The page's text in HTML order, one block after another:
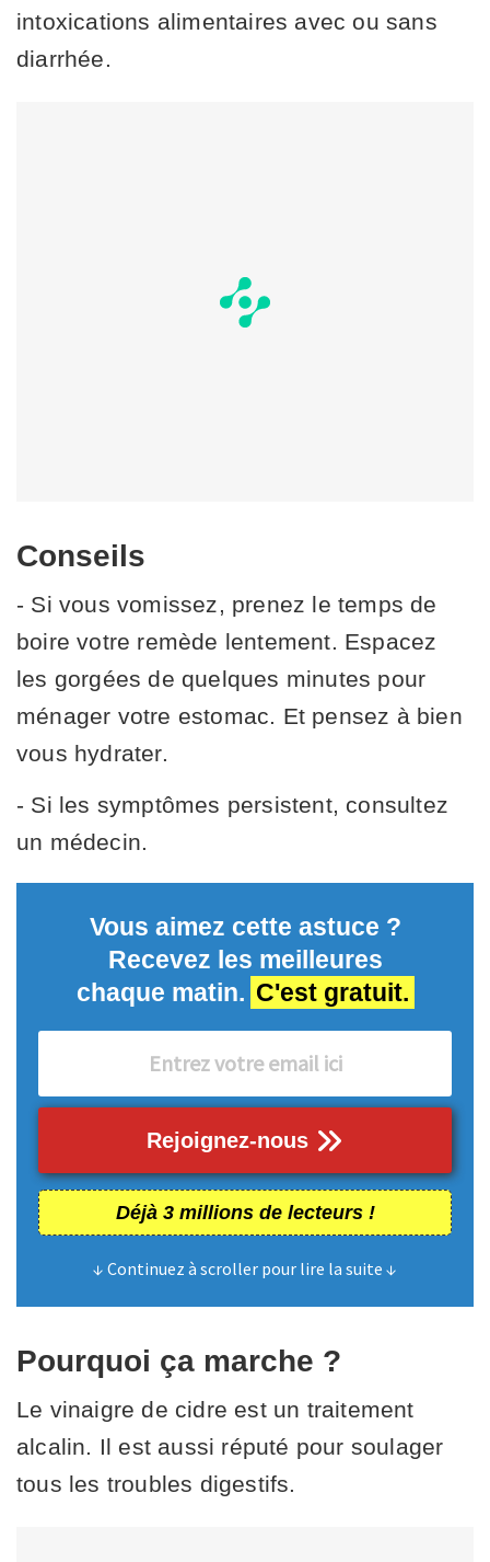
intoxications alimentaires avec ou sans
diarrhée.
Conseils
- Si vous vomissez, prenez le temps de
boire votre remède lentement. Espacez
les gorgées de quelques minutes pour
ménager votre estomac. Et pensez à bien
vous hydrater.
- Si les symptômes persistent, consultez
un médecin.
Vous aimez cette astuce ?
Recevez les meilleures
chaque matin. C'est gratuit.
Rejoignez-nous
Déjà 3 millions de lecteurs !
↓ Continuez à scroller pour lire la suite ↓
Pourquoi ça marche ?
Le vinaigre de cidre est un traitement
alcalin. Il est aussi réputé pour soulager
tous les troubles digestifs.